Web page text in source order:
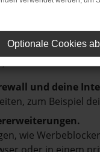
aufgetreten.
die dir helfen
und deine
zum Beispiel
wie
Optionale Cookies